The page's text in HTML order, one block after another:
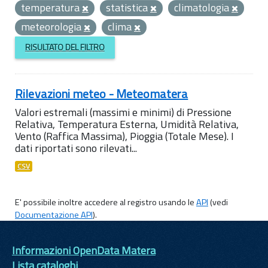
temperatura
statistica
climatologia
meteorologia
clima
RISULTATO DEL FILTRO
Rilevazioni meteo - Meteomatera
Valori estremali (massimi e minimi) di Pressione
Relativa, Temperatura Esterna, Umidità Relativa,
Vento (Raffica Massima), Pioggia (Totale Mese). I
dati riportati sono rilevati...
CSV
E' possibile inoltre accedere al registro usando leAPI(vedi
Documentazione API).
Informazioni OpenData Matera